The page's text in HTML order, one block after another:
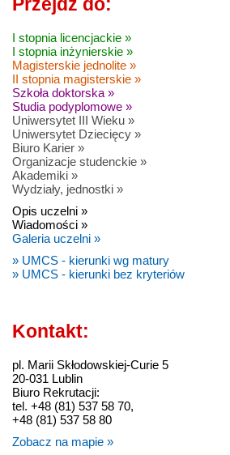
Przejdź do:
I stopnia licencjackie »
I stopnia inżynierskie »
Magisterskie jednolite »
II stopnia magisterskie »
Szkoła doktorska »
Studia podyplomowe »
Uniwersytet III Wieku »
Uniwersytet Dziecięcy »
Biuro Karier »
Organizacje studenckie »
Akademiki »
Wydziały, jednostki »
Opis uczelni »
Wiadomości »
Galeria uczelni »
» UMCS - kierunki wg matury
» UMCS - kierunki bez kryteriów
Kontakt:
pl. Marii Skłodowskiej-Curie 5
20-031 Lublin
Biuro Rekrutacji:
tel. +48 (81) 537 58 70,
+48 (81) 537 58 80
Zobacz na mapie »